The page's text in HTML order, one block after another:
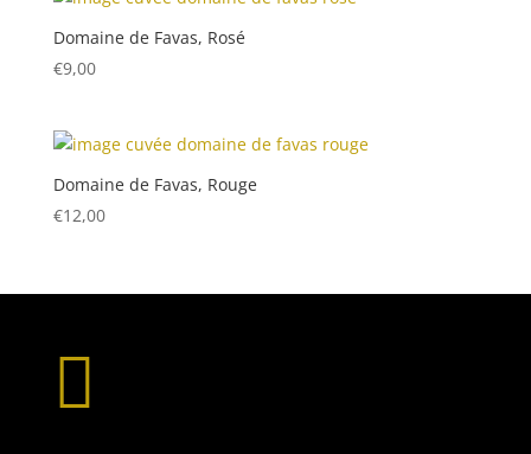
Domaine de Favas, Rosé
€9,00
Domaine de Favas, Rouge
€12,00
